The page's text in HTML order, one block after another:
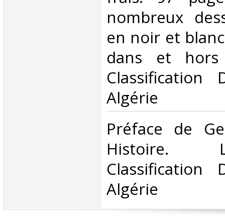
nombreux
en noir et
dans et
Classification
Algérie‎
‎Préface de
Histoire.
Classification
Algérie‎